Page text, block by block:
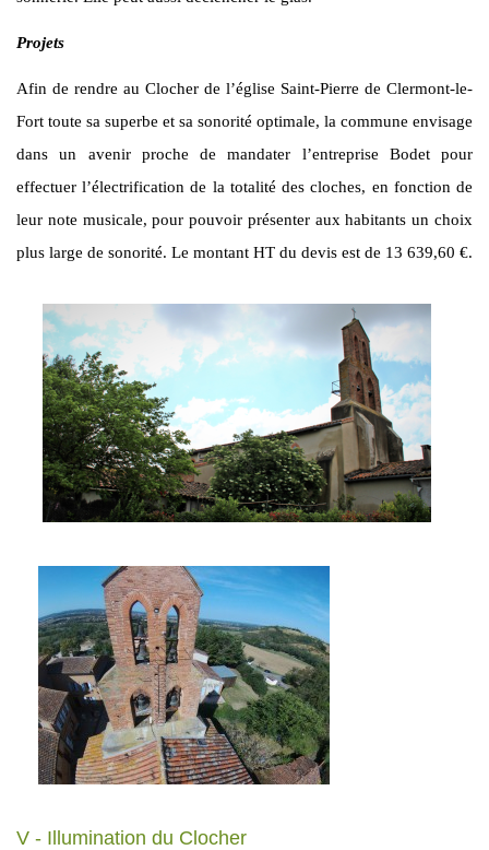
Projets
Afin de rendre au Clocher de l’église Saint-Pierre de Clermont-le-
Fort toute sa superbe et sa sonorité optimale, la commune envisage
dans un avenir proche de mandater l’entreprise Bodet pour
effectuer l’électrification de la totalité des cloches, en fonction de
leur note musicale, pour pouvoir présenter aux habitants un choix
plus large de sonorité. Le montant HT du devis est de 13 639,60 €.
V - Illumination du Clocher